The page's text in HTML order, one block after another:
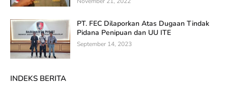
PT. FEC Dilaporkan Atas Dugaan Tindak
Pidana Penipuan dan UU ITE
September 14, 2023
INDEKS BERITA